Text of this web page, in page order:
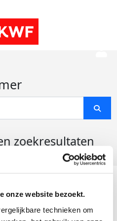
onze website bezoekt.
technieken om
zoekresultaten